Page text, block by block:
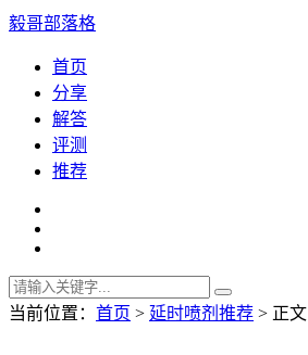
毅哥部落格
首页
分享
解答
评测
推荐
当前位置： 首页 > 延时喷剂推荐 > 正文